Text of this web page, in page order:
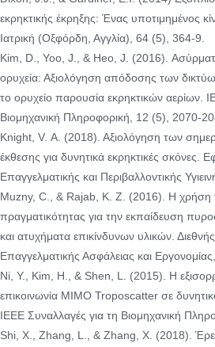
εκρηκτικής έκρηξης: Ένας υποτιμημένος
Ιατρική (Οξφόρδη, Αγγλία), 64 (5), 364-9.
Kim, D., Yoo, J., & Heo, J. (2016).
ορυχεία: Αξιολόγηση απόδοσης των
το ορυχείο παρουσία εκρηκτικών αερίων.
Βιομηχανική Πληροφορική, 12 (5), 2070-
Knight, V. Α. (2018). Αξιολόγηση των
έκθεσης για δυνητικά εκρηκτικές σκόνες.
Επαγγελματικής και Περιβαλλοντικής
Muzny, C., & Rajab, Κ. Ζ. (2016). Η χρήση
πραγματικότητας για την εκπαίδευση
και ατυχήματα επικίνδυνων υλικών.
Επαγγελματικής Ασφάλειας και
Ni, Υ., Kim, Η., & Shen, L. (2015). Η
επικοινωνία MIMO Troposcatter σε
IEEE Συναλλαγές για τη Βιομηχανική
Shi, Χ., Zhang, L., & Zhang, Χ. (2018).